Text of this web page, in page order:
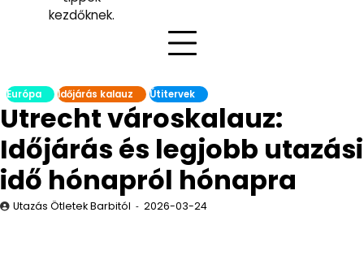
kezdőknek.
Európa Időjárás kalauz Útitervek
Utrecht városkalauz:
Időjárás és legjobb utazási
idő hónapról hónapra
Utazás Ötletek Barbitól 2026-03-24